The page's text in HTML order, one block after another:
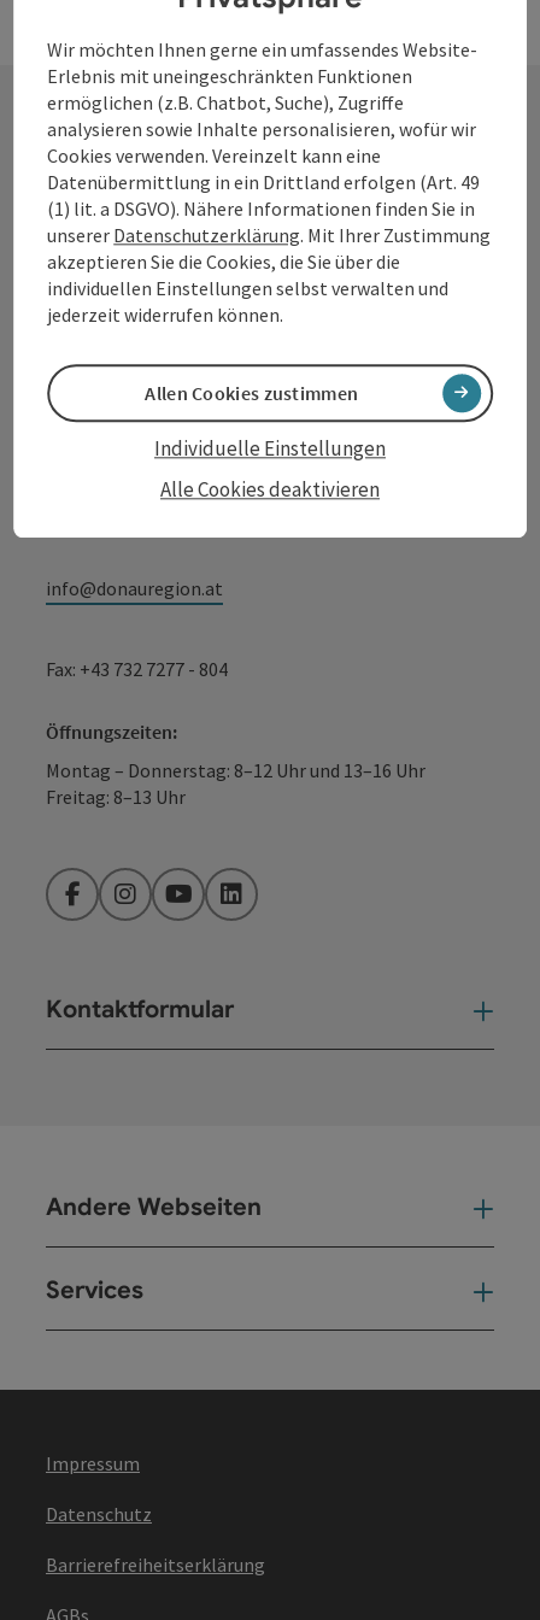
Kontakt
Tourismusverband Donauregion
Oberösterreich
WGD Donau Oberösterreich Tourismus
GmbH
Lindengasse 9
info@donauregion.at
Fax: +43 732 7277 - 804
Öffnungszeiten:
Montag – Donnerstag: 8–12 Uhr und 13–16 Uhr
Freitag: 8–13 Uhr
FacebookInstagramYouTubeLinkedIn
Kontaktformular
Andere Webseiten
Services
Impressum
Datenschutz
Barrierefreiheitserklärung
AGBs
Wir möchten Ihnen gerne ein umfassendes Website-
Erlebnis mit uneingeschränkten Funktionen
ermöglichen (z.B. Chatbot, Suche), Zugriffe
analysieren sowie Inhalte personalisieren, wofür wir
Cookies verwenden. Vereinzelt kann eine
Datenübermittlung in ein Drittland erfolgen (Art. 49
(1) lit. a DSGVO). Nähere Informationen finden Sie in
unserer Datenschutzerklärung. Mit Ihrer Zustimmung
akzeptieren Sie die Cookies, die Sie über die
individuellen Einstellungen selbst verwalten und
jederzeit widerrufen können.
Alle Cookies deaktivieren
Individuelle Einstellungen
Allen Cookies zustimmen